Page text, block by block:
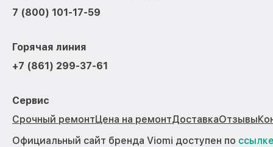
7 (800) 101-17-59
Горячая линия
+7 (861) 299-37-61
Сервис
Срочный ремонтЦена на ремонтДоставкаОтзывы
Официальный сайт бренда Viomi доступен по